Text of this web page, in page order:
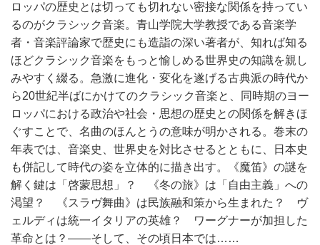
ロッパの歴史とは切っても切れない密接な関係を持ってい
るのがクラシック音楽。青山学院大学教授である音楽学
者・音楽評論家で歴史にも造詣の深い著者が、知れば知る
ほどクラシック音楽をもっと愉しめる世界史の知識を親し
みやすく綴る。急激に進化・変化を遂げる古典派の時代か
ら20世紀半ばにかけてのクラシック音楽と、同時期のヨー
ロッパにおける政治や社会・思想の歴史との関係を解きほ
ぐすことで、名曲のほんとうの意味が明かされる。巻末の
年表では、音楽史、世界史を対比させるとともに、日本史
も併記して時代の姿を立体的に描き出す。《魔笛》の謎を
解く鍵は「啓蒙思想」？ 《冬の旅》は「自由主義」への
渇望？ 《スラヴ舞曲》は民族融和策から生まれた？ ヴ
ェルディは統一イタリアの英雄？ ワーグナーが加担した
革命とは？――そして、その頃日本では……